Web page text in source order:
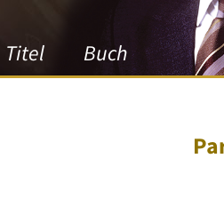
Titel Buch